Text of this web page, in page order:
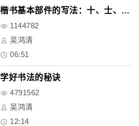
楷书基本部件的写法：十、士、干..
1144782
吴鸿清
06:51
学好书法的秘诀
4791562
吴鸿清
12:14